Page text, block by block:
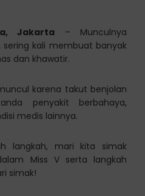
Jakarta – Munculnya
sering kali membuat banyak
dan khawatir.
karena takut benjolan
penyakit berbahaya,
medis lainnya.
langkah, mari kita simak
Miss V serta langkah
simak!